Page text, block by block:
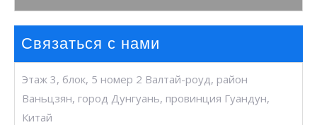
Связаться с нами
Этаж 3, блок, 5 номер 2 Валтай-роуд, район
Ваньцзян, город Дунгуань, провинция Гуандун,
Китай